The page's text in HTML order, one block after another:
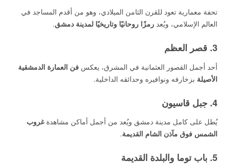
تحفة معمارية تعود للقرن الثامن الميلادي، وهو من أقدم المساجد في
العالم الإسلامي، ويُعد رمزًا روحانيًا وتاريخيًا لمدينة دمشق.
3. قصر العظم
أحد أجمل القصور العثمانية في المشرق، يعكس فن العمارة الدمشقية
الأصيلة بزخارفه ونوافيره وحدائقه الداخلية.
4. جبل قاسيون
يُطل على كامل مدينة دمشق ويُعد من أجمل أماكن مشاهدةغروب
الشمس فوق مآذن الشام القديمة.
5. باب توما والبلدة القديمة